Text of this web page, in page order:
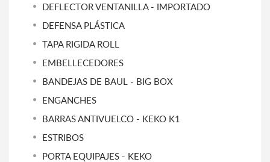
DEFLECTOR VENTANILLA - IMPORTADO
DEFENSA PLÁSTICA
TAPA RIGIDA ROLL
EMBELLECEDORES
BANDEJAS DE BAUL - BIG BOX
ENGANCHES
BARRAS ANTIVUELCO - KEKO K1
ESTRIBOS
PORTA EQUIPAJES - KEKO